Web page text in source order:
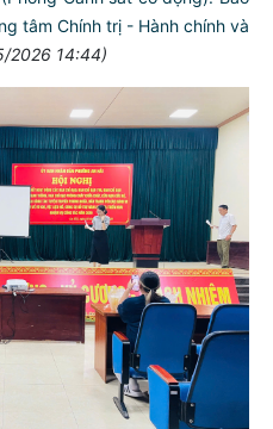
tâm Chính trị - Hành chính và
2026 14:44)